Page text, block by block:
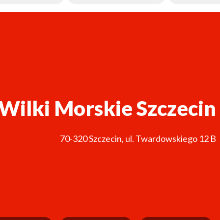
Morskie Szczecin
70-320Szczecin, ul. Twardowskiego 12 B